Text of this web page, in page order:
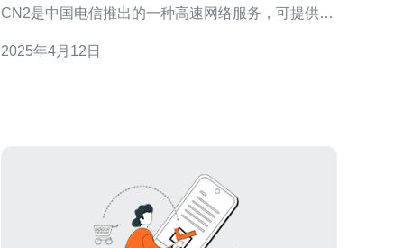
CN2是中国电信推出的一种高速网络服务，可提供快
用户可以享受稳定的网络连接以及高质量的数据传
2025年4月12日